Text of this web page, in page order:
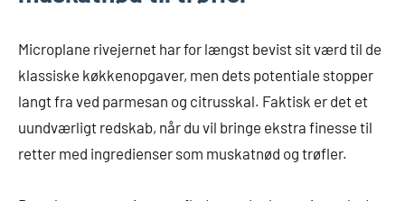
Microplane rivejernet har for længst bevist sit værd til de
klassiske køkkenopgaver, men dets potentiale stopper
langt fra ved parmesan og citrusskal. Faktisk er det et
uundværligt redskab, når du vil bringe ekstra finesse til
retter med ingredienser som muskatnød og trøfler.